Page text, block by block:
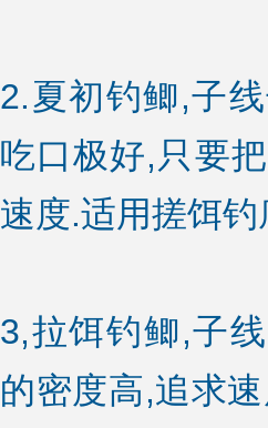
2.夏初钓鲫,子
吃口极好,只要
速度.适用搓饵
3,拉饵钓鲫,子
的密度高,追求